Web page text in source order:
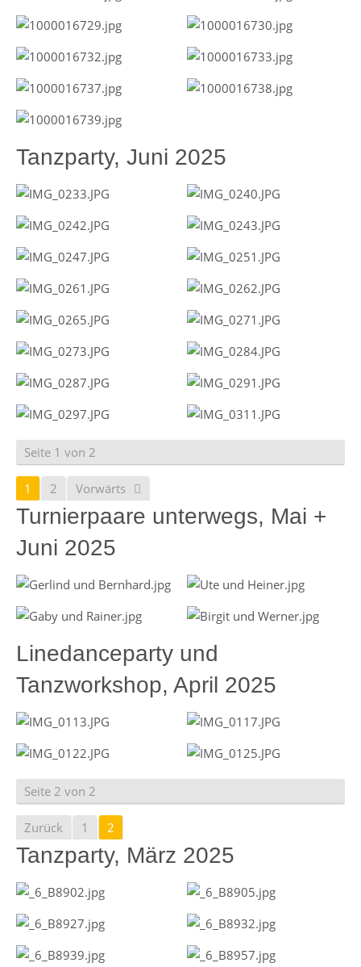
Tanzparty, Juni 2025
Seite 1 von 2
1 2 Vorwärts
Turnierpaare unterwegs, Mai +
Juni 2025
Linedanceparty und
Tanzworkshop, April 2025
Seite 2 von 2
Zurück 1 2
Tanzparty, März 2025